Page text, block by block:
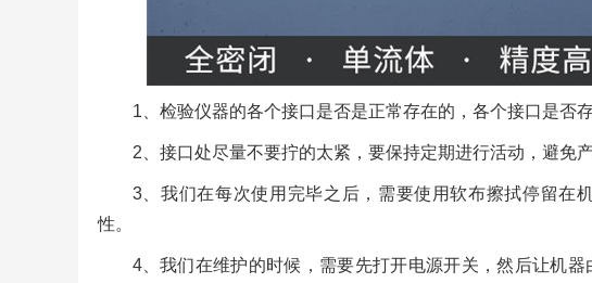
1、检验仪器的各个接口是否是正常存在的，各个接口是否
2、接口处尽量不要拧的太紧，要保持定期进行活动，避免
3、我们在每次使用完毕之后，需要使用软布擦拭停留在
性。
4、我们在维护的时候，需要先打开电源开关，然后让机